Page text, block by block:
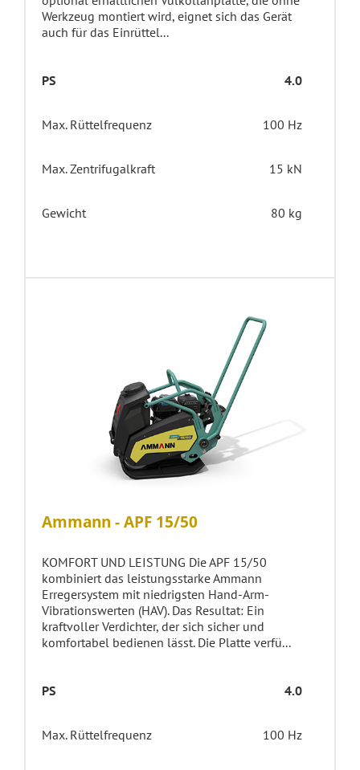
Werkzeug montiert wird, eignet sich das Gerät
auch für das Einrüttel...
PS 4.0
Max. Rüttelfrequenz 100 Hz
Max. Zentrifugalkraft 15 kN
Gewicht 80 kg
Ammann - APF 15/50
KOMFORT UND LEISTUNG Die APF 15/50
kombiniert das leistungsstarke Ammann
Erregersystem mit niedrigsten Hand-Arm-
Vibrationswerten (HAV). Das Resultat: Ein
kraftvoller Verdichter, der sich sicher und
komfortabel bedienen lässt. Die Platte verfü...
PS 4.0
Max. Rüttelfrequenz 100 Hz